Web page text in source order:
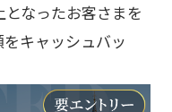
なったお客さまを
キャッシュバッ